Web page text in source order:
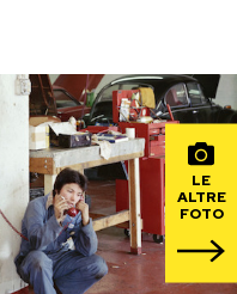
Mondiali calcio 2026
LE
ALTRE
FOTO